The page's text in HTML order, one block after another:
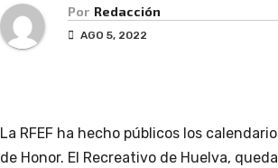
Por Redacción
AGO 5, 2022
La RFEF ha hecho públicos los
de Honor. El Recreativo de Huelva,